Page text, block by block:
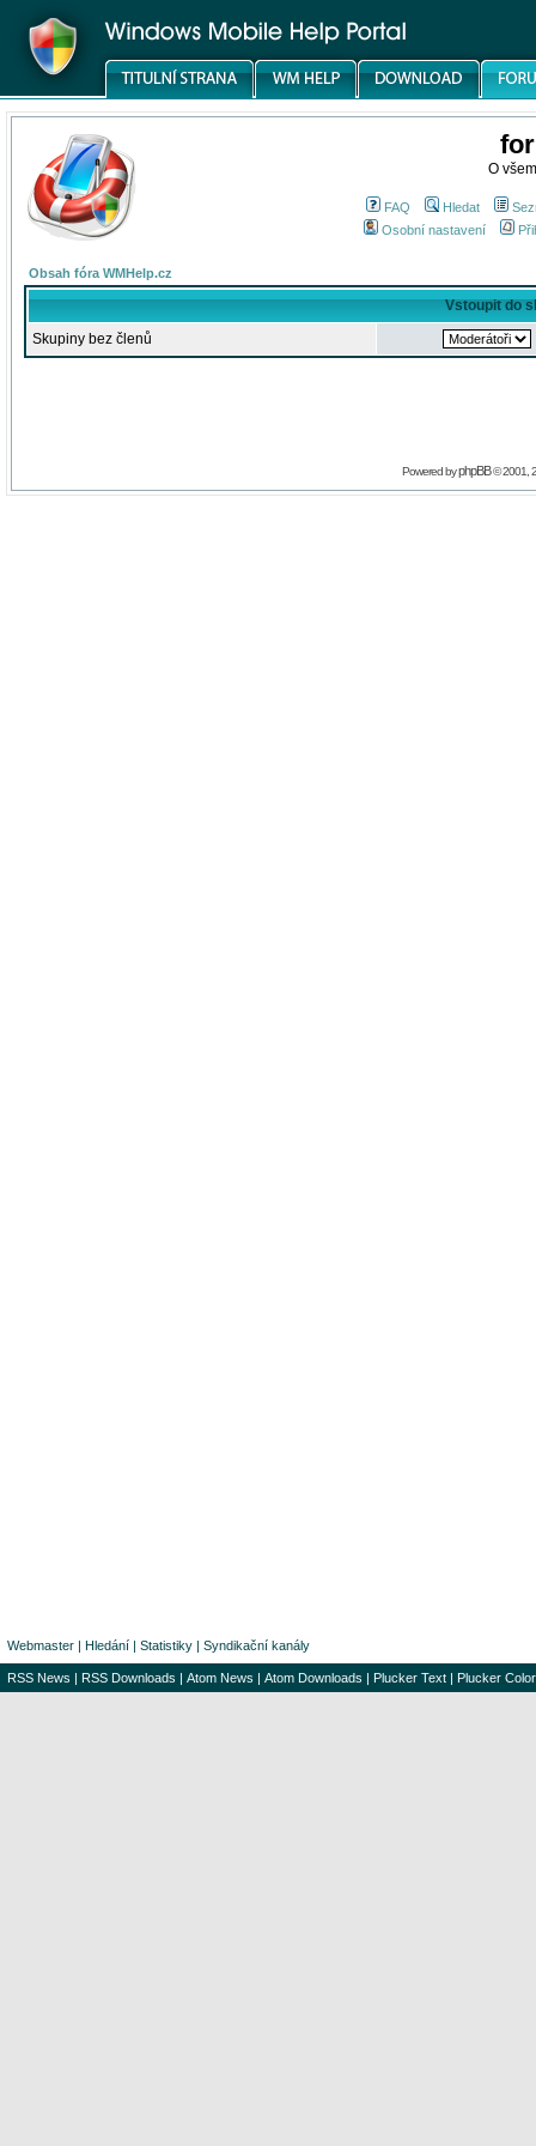
O
FAQ Hledat
Osobní nastavení
Obsah fóra WMHelp.cz
Vstoupit do
Skupiny bez členů
Powered byphpBB© 2001,
Webmaster | Hledání | Statistiky | Syndikační kanály
RSS News | RSS Downloads | Atom News | Atom Downloads | Plucker Text | Plucker Color